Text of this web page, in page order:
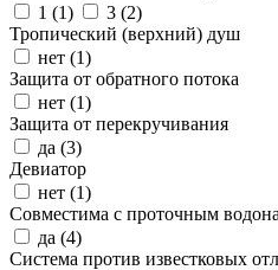
1 (1) 3 (2)
Тропический (верхний) душ
нет (1)
Защита от обратного потока
нет (1)
Защита от перекручивания
да (3)
Девиатор
нет (1)
Совместима с проточным
да (4)
Система против известковых